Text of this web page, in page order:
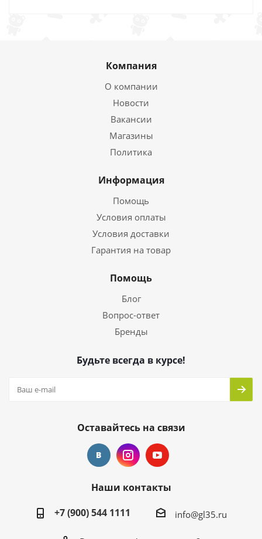
Компания
О компании
Новости
Вакансии
Магазины
Политика
Информация
Помощь
Условия оплаты
Условия доставки
Гарантия на товар
Помощь
Блог
Вопрос-ответ
Бренды
Будьте всегда в курсе!
Оставайтесь на связи
Наши контакты
+7 (900) 544 1111
info@gl35.ru